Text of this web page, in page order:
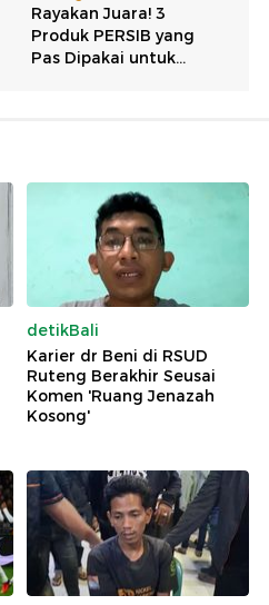
detikBali
Karier dr Beni di RSUD
Ruteng Berakhir Seusai
Komen 'Ruang Jenazah
Kosong'